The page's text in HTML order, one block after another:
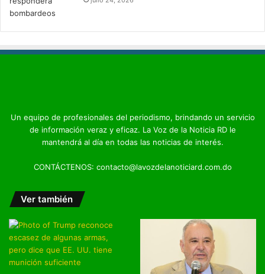
Un equipo de profesionales del periodismo, brindando un servicio
de información veraz y eficaz. La Voz de la Noticia RD le
mantendrá al día en todas las noticias de interés.
CONTÁCTENOS: contacto@lavozdelanoticiard.com.do
Ver también